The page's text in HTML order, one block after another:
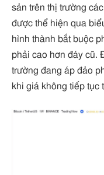
sản trên thị trường
được thể hiện qua
hình thành bắt buộc
phải cao hơn đáy cũ.
trường đang áp đảo
khi giá không tiếp tục